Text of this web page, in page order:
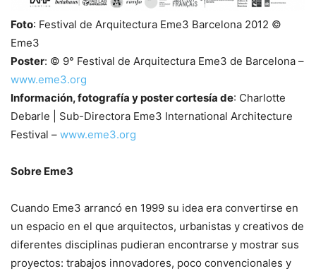
Foto: Festival de Arquitectura Eme3 Barcelona 2012 ©
Eme3
Poster: © 9° Festival de Arquitectura Eme3 de Barcelona –
www.eme3.org
Información, fotografía y poster cortesía de: Charlotte
Debarle | Sub-Directora Eme3 International Architecture
Festival – www.eme3.org
Sobre Eme3
Cuando Eme3 arrancó en 1999 su idea era convertirse en
un espacio en el que arquitectos, urbanistas y creativos de
diferentes disciplinas pudieran encontrarse y mostrar sus
proyectos: trabajos innovadores, poco convencionales y